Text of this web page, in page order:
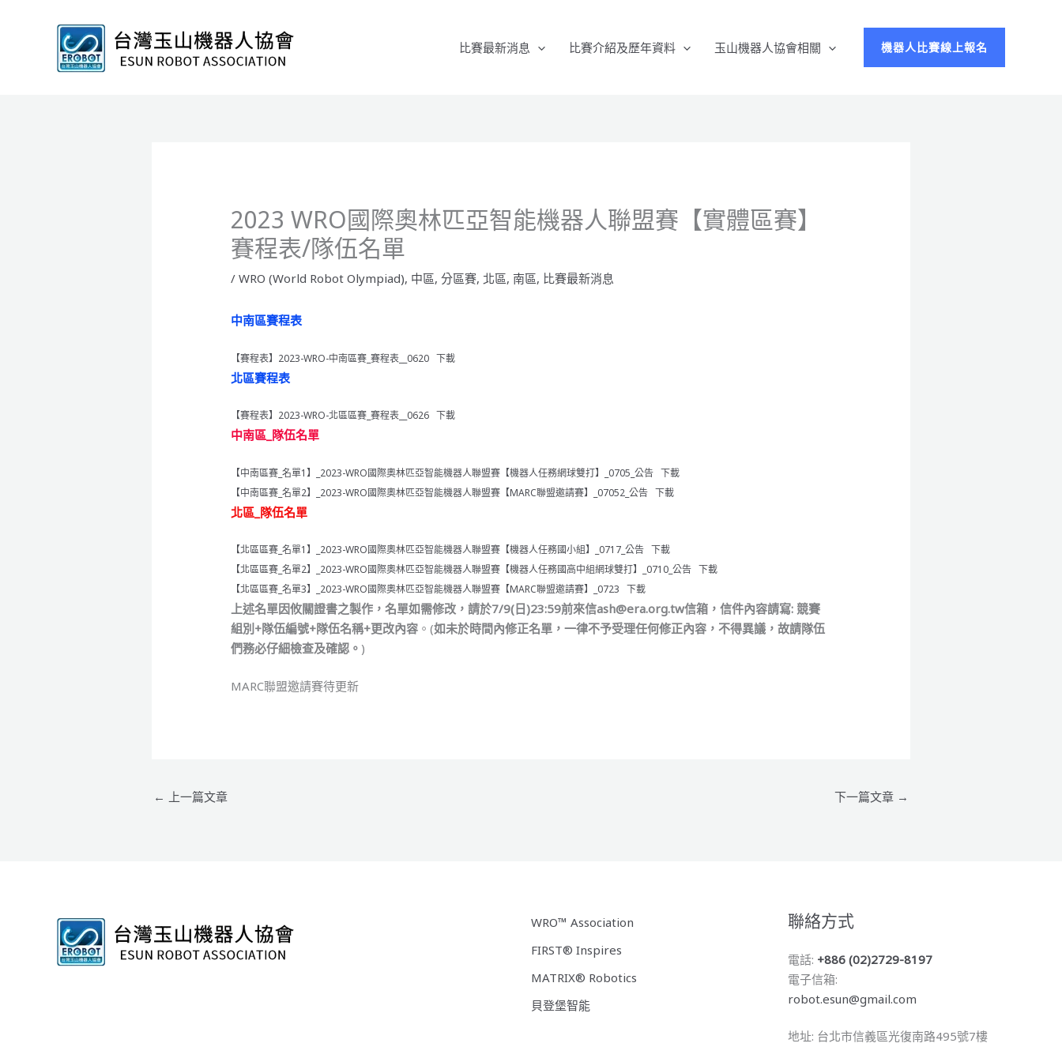
比賽最新消息 比賽介紹及歷年資料 玉山機器人協會相關 機器人比賽線上報名
2023 WRO國際奧林匹亞智能機器人聯盟賽【實體區賽】
賽程表/隊伍名單
/WRO (World Robot Olympiad), 中區,分區賽, 北區, 南區, 比賽最新消息
中南區賽程表
【賽程表】2023-WRO-中南區賽_賽程表__0620 下載
北區賽程表
【賽程表】2023-WRO-北區區賽_賽程表__0626 下載
中南區_隊伍名單
【中南區賽_名單1】_2023-WRO國際奧林匹亞智能機器人聯盟賽【機器人任務網球雙打】_0705_公告 下載
【中南區賽_名單2】_2023-WRO國際奧林匹亞智能機器人聯盟賽【MARC聯盟邀請賽】_07052_公告 下載
北區_隊伍名單
【北區區賽_名單1】_2023-WRO國際奧林匹亞智能機器人聯盟賽【機器人任務國小組】_0717_公告 下載
【北區區賽_名單2】_2023-WRO國際奧林匹亞智能機器人聯盟賽【機器人任務國高中組網球雙打】_0710_公告 下載
【北區區賽_名單3】_2023-WRO國際奧林匹亞智能機器人聯盟賽【MARC聯盟邀請賽】_0723 下載
上述名單因攸關證書之製作，名單如需修改，請於7/9(日)23:59前來信ash@era.org.tw信箱，信件內容請寫: 競賽
組別+隊伍編號+隊伍名稱+更改內容 。(如未於時間內修正名單，一律不予受理任何修正內容，不得異議，故請隊伍
們務必仔細檢查及確認。 )
MARC聯盟邀請賽待更新
← 上一篇文章 下一篇文章 →
WRO™ Association
FIRST® Inspires
MATRIX® Robotics
貝登堡智能
聯絡方式
電話: +886 (02)2729-8197
電子信箱:
robot.esun@gmail.com
地址: 台北市信義區光復南路495號7樓